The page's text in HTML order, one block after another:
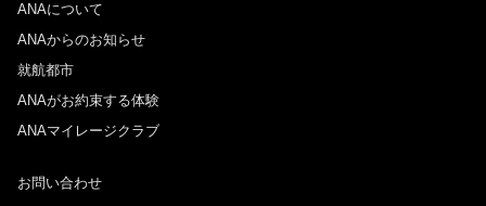
ANAについて
ANAからのお知らせ
就航都市
ANAがお約束する体験
ANAマイレージクラブ
お問い合わせ